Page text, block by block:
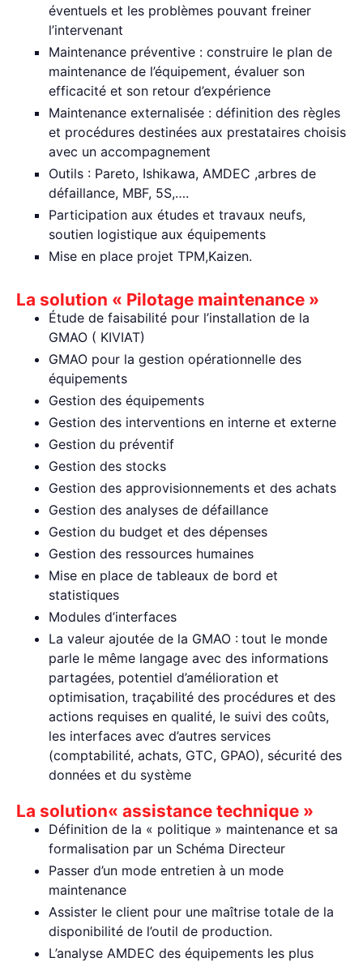
éventuels et les problèmes pouvant freiner
l’intervenant
Maintenance préventive : construire le plan de
maintenance de l’équipement, évaluer son
efficacité et son retour d’expérience
Maintenance externalisée : définition des règles
et procédures destinées aux prestataires choisis
avec un accompagnement
Outils : Pareto, Ishikawa, AMDEC ,arbres de
défaillance, MBF, 5S,….
Participation aux études et travaux neufs,
soutien logistique aux équipements
Mise en place projet TPM,Kaizen.
La solution « Pilotage maintenance »
Étude de faisabilité pour l’installation de la
GMAO ( KIVIAT)
GMAO pour la gestion opérationnelle des
équipements
Gestion des équipements
Gestion des interventions en interne et externe
Gestion du préventif
Gestion des stocks
Gestion des approvisionnements et des achats
Gestion des analyses de défaillance
Gestion du budget et des dépenses
Gestion des ressources humaines
Mise en place de tableaux de bord et
statistiques
Modules d’interfaces
La valeur ajoutée de la GMAO : tout le monde
parle le même langage avec des informations
partagées, potentiel d’amélioration et
optimisation, traçabilité des procédures et des
actions requises en qualité, le suivi des coûts,
les interfaces avec d’autres services
(comptabilité, achats, GTC, GPAO), sécurité des
données et du système
La solution« assistance technique »
Définition de la « politique » maintenance et sa
formalisation par un Schéma Directeur
Passer d’un mode entretien à un mode
maintenance
Assister le client pour une maîtrise totale de la
disponibilité de l’outil de production.
L’analyse AMDEC des équipements les plus